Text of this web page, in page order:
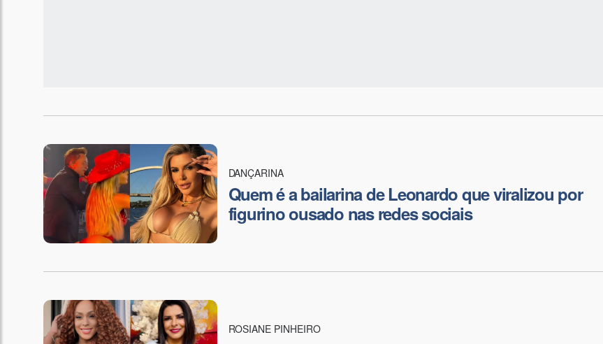
DANÇARINA
Quem é a bailarina de Leonardo que viralizou por
figurino ousado nas redes sociais
ROSIANE PINHEIRO